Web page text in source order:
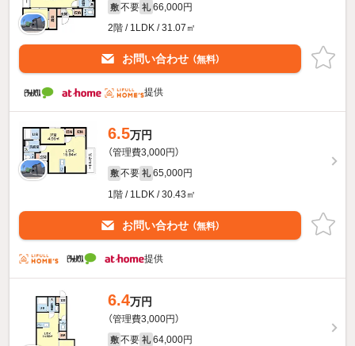
敷 不要 礼 66,000円
2階 / 1LDK / 31.07㎡
お問い合わせ （無料）
提供
6.5万円
（管理費3,000円）
敷 不要 礼 65,000円
1階 / 1LDK / 30.43㎡
お問い合わせ （無料）
提供
6.4万円
（管理費3,000円）
敷 不要 礼 64,000円